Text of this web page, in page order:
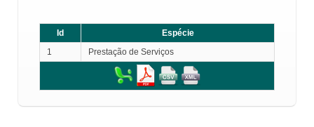
Id
Espécie
1
Prestação de Serviços